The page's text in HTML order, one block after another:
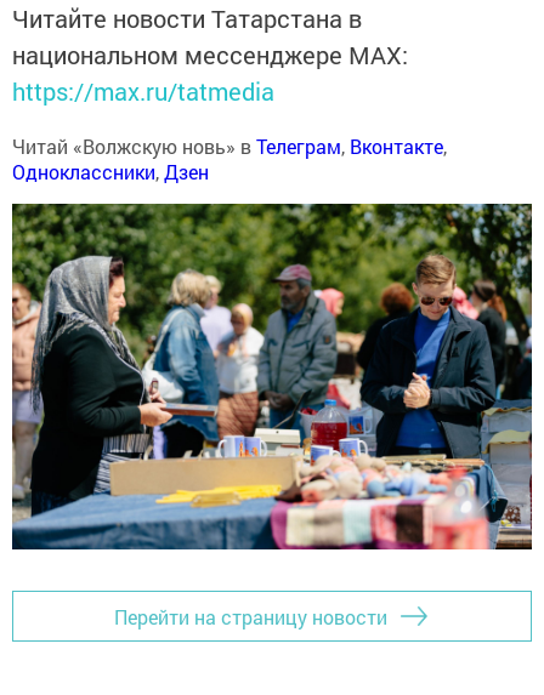
Читайте новости Татарстана в
национальном мессенджере MАХ:
https://max.ru/tatmedia
Читай «Волжскую новь» вТелеграм, Вконтакте,
Одноклассники,Дзен
Перейти на страницу новости